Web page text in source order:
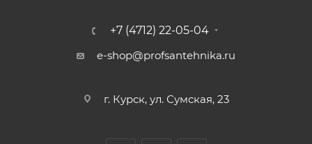
НАДЕЖНОСТЬ – двойное полимерное покрытие
служит дополнительной защитой внутреннего
шланга. Внутренний шланг EPDM (нетоксичный
высокими показателями характеризующиеся
+7 (4712) 22-05-04
e-shop@profsantehnika.ru
г. Курск, ул. Сумская, 23